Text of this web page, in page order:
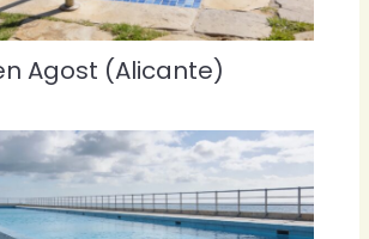
Agost (Alicante)